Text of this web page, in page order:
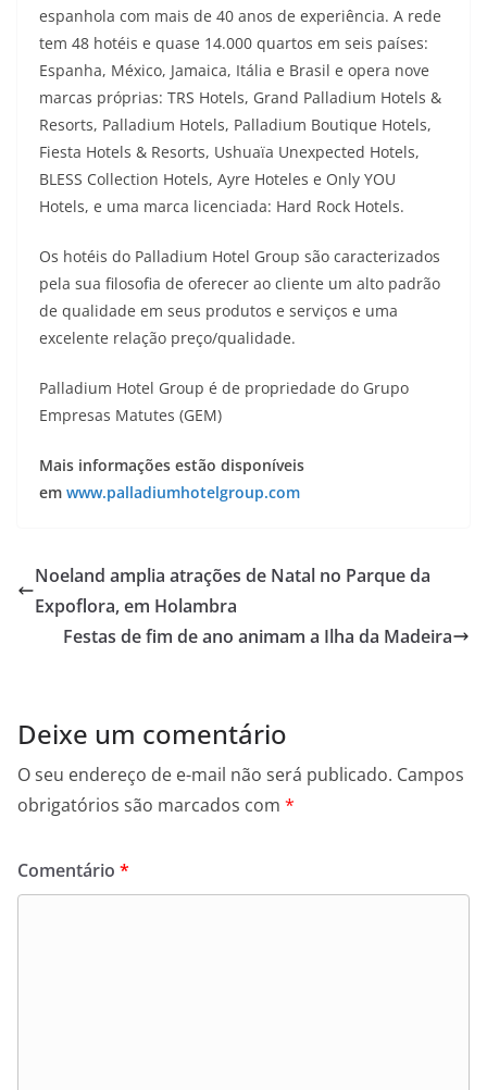
espanhola com mais de 40 anos de experiência. A rede
tem 48 hotéis e quase 14.000 quartos em seis países:
Espanha, México, Jamaica, Itália e Brasil e opera nove
marcas próprias: TRS Hotels, Grand Palladium Hotels &
Resorts, Palladium Hotels, Palladium Boutique Hotels,
Fiesta Hotels & Resorts, Ushuaïa Unexpected Hotels,
BLESS Collection Hotels, Ayre Hoteles e Only YOU
Hotels, e uma marca licenciada: Hard Rock Hotels.
Os hotéis do Palladium Hotel Group são caracterizados
pela sua filosofia de oferecer ao cliente um alto padrão
de qualidade em seus produtos e serviços e uma
excelente relação preço/qualidade.
Palladium Hotel Group é de propriedade do Grupo
Empresas Matutes (GEM)
Mais informações estão disponíveis
em www.palladiumhotelgroup.com
Noeland amplia atrações de Natal no Parque da
Expoflora, em Holambra
Festas de fim de ano animam a Ilha da Madeira
Deixe um comentário
O seu endereço de e-mail não será publicado. Campos
obrigatórios são marcados com *
Comentário *